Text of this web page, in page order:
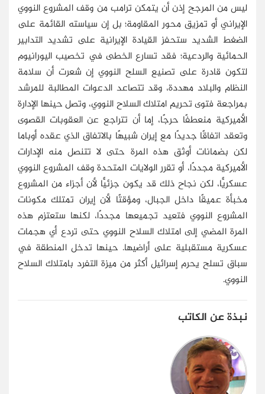
ليس من المرجح إذن أن يتمكن ترامب من وقف المشروع النووي
الإيراني أو تمزيق محور المقاومة؛ بل إن سياسته القائمة على
الضغط الشديد ستحفز القيادة الإيرانية على تشديد التدابير
الحمائية والردعية؛ فقد تسارع الخطى في تخصيب اليورانيوم
لتكون قادرة على تصنيع السلح النووي إن شعرت أن سلامة
النظام والبلاد مهددة، وقد تتصاعد الدعوات المطالبة للمرشد
بمراجعة فتوى تحريم امتلاك السلاح النووي، وتصل حينها الإدارة
الأميركية منعطفًا حرجًا، إما أن تتراجع عن العقوبات القصوى
وتعقد اتفاقًا جديدًا مع إيران شبيهًا بالاتفاق الذي عقده أوباما
لكن بضمانات أوثق هذه المرة حتى لا تتنصل منه الإدارات
الأميركية مجددًا، أو تقرر الولايات المتحدة وقف المشروع النووي
عسكريًّا، لكن نجاح ذلك قد يكون جزئيًّا لأن أجزاء من المشروع
مخبأة عميقًا داخل الجبال، ومؤقتًا لأن إيران تمتلك مكونات
المشروع النووي فتعيد تجميعها مجددًا، لكنها ستعتزم هذه
المرة المضي إلى امتلاك السلاح النووي حتى تردع أي هجمات
عسكرية مستقبلية على أراضيها. حينها تدخل المنطقة في
سباق تسلح يحرم إسرائيل أكثر من ميزة التفرد بامتلاك السلاح
النووي.
نبذة عن الكاتب